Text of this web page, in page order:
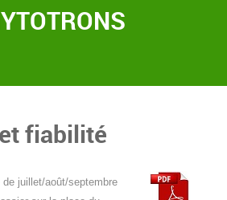
fiabilité
juillet/août/septembre